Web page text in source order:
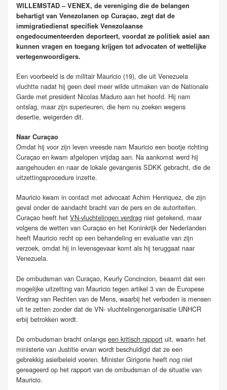
WILLEMSTAD – VENEX, de vereniging die de belangen
behartigt van Venezolanen op Curaçao, zegt dat de
immigratiedienst specifiek Venezolaanse
ongedocumenteerden deporteert, voordat ze politiek asiel aan
kunnen vragen en toegang krijgen tot advocaten of wettelijke
vertegenwoordigers.
Een voorbeeld is de militair Mauricio (19), die uit Venezuela
vluchtte nadat hij geen deel meer wilde uitmaken van de Nationale
Garde met president Nicolas Maduro aan het hoofd. Hij nam
ontslag, maar zijn superieuren, die hem nu zoeken wegens
desertie, weigerden dit.
Naar Curaçao
Omdat hij voor zijn leven vreesde nam Mauricio een bootje richting
Curaçao en kwam afgelopen vrijdag aan. Na aankomst werd hij
aangehouden en naar de lokale gevangenis SDKK gebracht, die de
uitzettingsprocedure inzette.
Mauricio kwam in contact met advocaat Achim Henriquez, die zijn
geval onder de aandacht bracht van de pers en de autoriteiten.
Curaçao heeft het VN-vluchtelingen verdrag niet getekend, maar
volgens de wetten van Curaçao en het Koninkrijk der Nederlanden
heeft Mauricio recht op een behandeling en evaluatie van zijn
verzoek, omdat hij in levensgevaar komt als hij teruggaat naar
Venezuela.
De ombudsman van Curaçao, Keurly Concincion, beaamt dat een
mogelijke uitzetting van Mauricio tegen artikel 3 van de Europese
Verdrag van Rechten van de Mens, waarbij het verboden is mensen
uit te zetten zonder dat de VN- vluchtelingenorganisatie UNHCR
erbij betrokken wordt.
De ombudsman bracht onlangs een kritisch rapport uit, waarin het
ministerie van Justitie ervan wordt beschuldigd dat ze een
gebrekkig asielbeleid voeren. Minister Girigorie heeft nog niet
gereageerd op het rapport van de ombudsman of de situatie van
Mauricio.